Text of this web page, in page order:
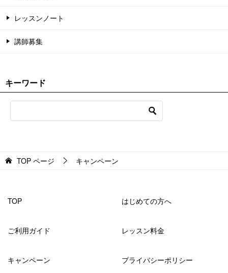
レッスンノート
講師募集
キーワード
TOP ページ キャンペーン
TOP はじめての方へ
ご利用ガイド レッスン料金
キャンペーン プライバシーポリシー